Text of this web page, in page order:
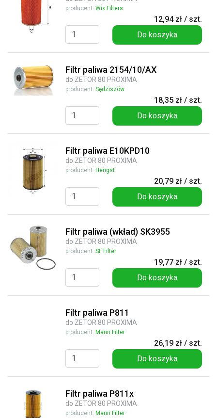
producent: Wix Filters
12,94 zł / szt.
Do koszyka
Filtr paliwa 2154/10/AX
do ZETOR 80 PROXIMA
producent: Sędziszów
18,35 zł / szt.
Do koszyka
Filtr paliwa E10KPD10
do ZETOR 80 PROXIMA
producent: Hengst
20,79 zł / szt.
Do koszyka
Filtr paliwa (wkład) SK3955
do ZETOR 80 PROXIMA
producent: SF Filter
19,77 zł / szt.
Do koszyka
Filtr paliwa P811
do ZETOR 80 PROXIMA
producent: Mann Filter
26,19 zł / szt.
Do koszyka
Filtr paliwa P811x
do ZETOR 80 PROXIMA
producent: Mann Filter